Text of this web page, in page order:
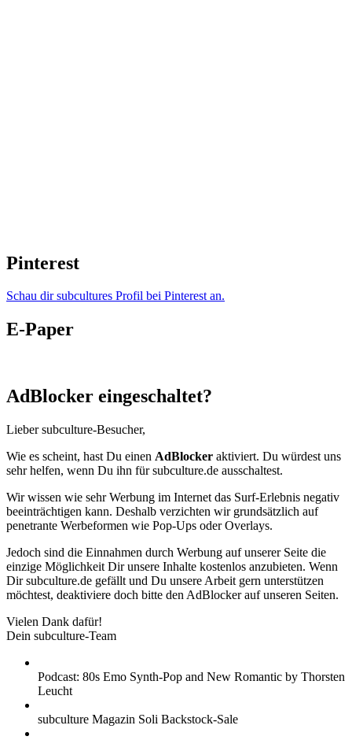
Pinterest
Schau dir subcultures Profil bei Pinterest an.
E-Paper
AdBlocker eingeschaltet?
Lieber subculture-Besucher,
Wie es scheint, hast Du einen AdBlocker aktiviert. Du würdest uns
sehr helfen, wenn Du ihn für subculture.de ausschaltest.
Wir wissen wie sehr Werbung im Internet das Surf-Erlebnis negativ
beeinträchtigen kann. Deshalb verzichten wir grundsätzlich auf
penetrante Werbeformen wie Pop-Ups oder Overlays.
Jedoch sind die Einnahmen durch Werbung auf unserer Seite die
einzige Möglichkeit Dir unsere Inhalte kostenlos anzubieten. Wenn
Dir subculture.de gefällt und Du unsere Arbeit gern unterstützen
möchtest, deaktiviere doch bitte den AdBlocker auf unseren Seiten.
Vielen Dank dafür!
Dein subculture-Team
Podcast: 80s Emo Synth-Pop and New Romantic by Thorsten
Leucht
subculture Magazin Soli Backstock-Sale